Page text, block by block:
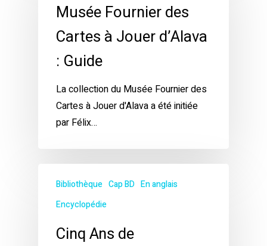
Musée Fournier des
Cartes à Jouer d’Alava
: Guide
La collection du Musée Fournier des
Cartes à Jouer d'Alava a été initiée
par Félix…
Bibliothèque Cap BD En anglais
Encyclopédie
Cinq Ans de